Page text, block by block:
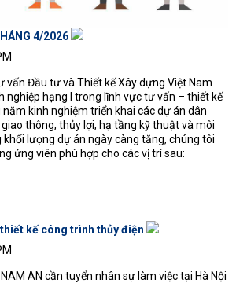
4/2026
vấn Đầu tư và Thiết kế Xây dựng Việt Nam
năm kinh nghiệm triển khai các dự án dân
thông, thủy lợi, hạ tầng kỹ thuật và môi
ứng viên phù hợp cho các vị trí sau:
kế công trình thủy điện
AN cần tuyển nhân sự làm việc tại Hà Nội